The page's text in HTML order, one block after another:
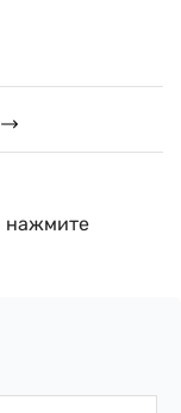
нажмите